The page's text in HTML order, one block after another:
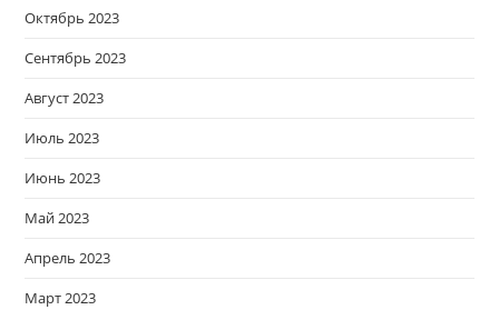
Октябрь 2023
Сентябрь 2023
Август 2023
Июль 2023
Июнь 2023
Май 2023
Апрель 2023
Март 2023